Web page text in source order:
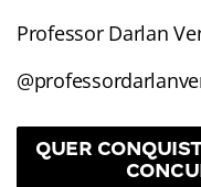
Professor Darlan
QUER